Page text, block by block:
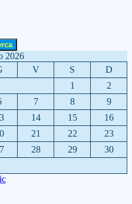
2026
V S
D
1
2
7 8
9
14 15
16
21 22
23
28 29
30